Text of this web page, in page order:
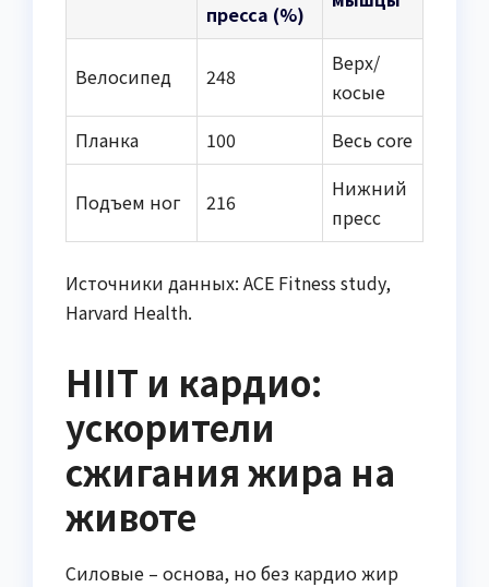
пресса (%)
Велосипед 248
Верх/
косые
Планка
100 Весь core
Подъем ног 216
Нижний
пресс
Источники данных: ACE Fitness study,
Harvard Health.
HIIT и кардио:
ускорители
сжигания жира на
животе
Силовые – основа, но без кардио жир